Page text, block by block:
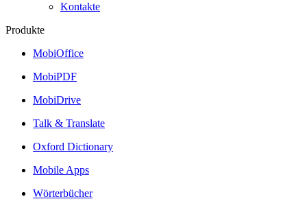
Kontakte
Produkte
MobiOffice
MobiPDF
MobiDrive
Talk & Translate
Oxford Dictionary
Mobile Apps
Wörterbücher